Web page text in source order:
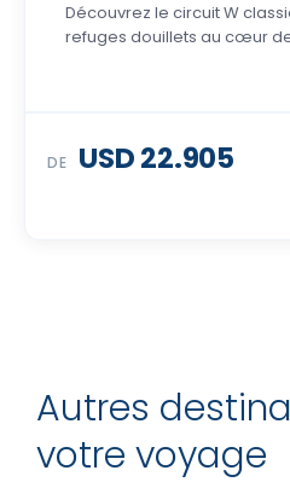
Découvrez le circuit W
refuges douillets au cœur
DE USD 22.905
Autres
votre voyage